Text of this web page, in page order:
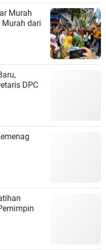
Murah
Murah dari
DPC